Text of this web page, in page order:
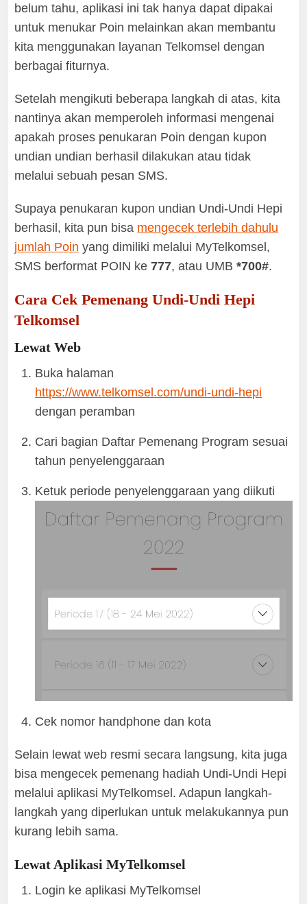
belum tahu, aplikasi ini tak hanya dapat dipakai
untuk menukar Poin melainkan akan membantu
kita menggunakan layanan Telkomsel dengan
berbagai fiturnya.
Setelah mengikuti beberapa langkah di atas, kita
nantinya akan memperoleh informasi mengenai
apakah proses penukaran Poin dengan kupon
undian undian berhasil dilakukan atau tidak
melalui sebuah pesan SMS.
Supaya penukaran kupon undian Undi-Undi Hepi
berhasil, kita pun bisa mengecek terlebih dahulu
jumlah Poin yang dimiliki melalui MyTelkomsel,
SMS berformat POIN ke777, atau UMB*700#.
Cara Cek Pemenang Undi-Undi Hepi
Telkomsel
Lewat Web
Buka halaman
https://www.telkomsel.com/undi-undi-hepi
dengan peramban
Cari bagian Daftar Pemenang Program sesuai
tahun penyelenggaraan
Ketuk periode penyelenggaraan yang diikuti
Cek nomor handphone dan kota
Selain lewat web resmi secara langsung, kita juga
bisa mengecek pemenang hadiah Undi-Undi Hepi
melalui aplikasi MyTelkomsel. Adapun langkah-
langkah yang diperlukan untuk melakukannya pun
kurang lebih sama.
Lewat Aplikasi MyTelkomsel
Login ke aplikasi MyTelkomsel